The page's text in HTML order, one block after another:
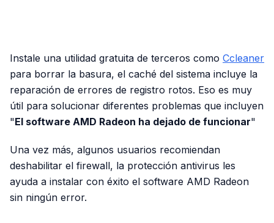
Instale una utilidad gratuita de terceros como Ccleaner
para borrar la basura, el caché del sistema incluye la
reparación de errores de registro rotos. Eso es muy
útil para solucionar diferentes problemas que incluyen
"El software AMD Radeon ha dejado de funcionar"
Una vez más, algunos usuarios recomiendan
deshabilitar el firewall, la protección antivirus les
ayuda a instalar con éxito el software AMD Radeon
sin ningún error.